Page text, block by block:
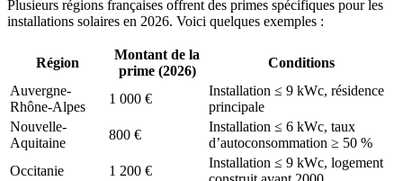
Plusieurs régions françaises offrent des primes spécifiques pour les
installations solaires en 2026. Voici quelques exemples :
Région
Montant de la
prime (2026)
Conditions
Auvergne-
Rhône-Alpes
1 000 €
Installation ≤ 9 kWc, résidence
principale
Nouvelle-
Aquitaine
800 €
Installation ≤ 6 kWc, taux
d’autoconsommation ≥ 50 %
Occitanie
1 200 €
Installation ≤ 9 kWc, logement